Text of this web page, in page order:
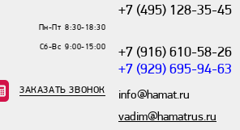
+7 (495) 128-35-45
+7 (916) 610-58-26
+7 (929) 695-94-63
info@hamat.ru
vadim@hamatrus.ru
Пн-Пт 8:30-18:30
Сб-Вс 9:00-15:00
ЗАКАЗАТЬ ЗВОНОК